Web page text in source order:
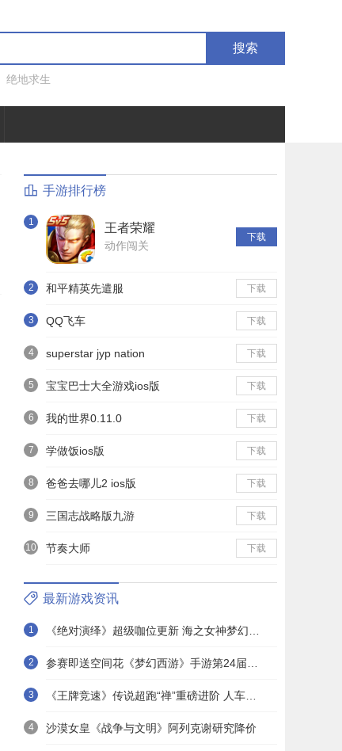
搜索
绝地求生
手游排行榜
1 王者荣耀
动作闯关
下载
2 和平精英先遣服 下载
3 QQ飞车 下载
4 superstar jyp nation 下载
5 宝宝巴士大全游戏ios版 下载
6 我的世界0.11.0 下载
7 学做饭ios版 下载
8 爸爸去哪儿2 ios版 下载
9 三国志战略版九游 下载
10 节奏大师 下载
最新游戏资讯
1
2
3
4 沙漠女皇《战争与文明》阿列克谢研究降价